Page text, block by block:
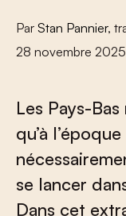
Par Stan Pannier,
28 novembre 2025
Les Pays-
qu’à
se lancer
Dans cet